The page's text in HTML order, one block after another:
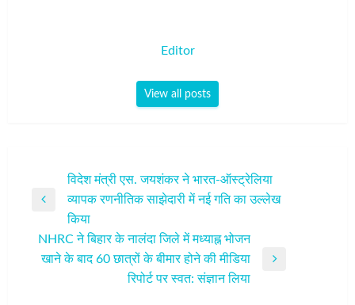
Editor
View all posts
नेविगेशन
विदेश मंत्री एस. जयशंकर ने भारत-ऑस्ट्रेलिया
व्यापक रणनीतिक साझेदारी में नई गति का उल्लेख
किया
NHRC ने बिहार के नालंदा जिले में मध्याह्न भोजन
खाने के बाद 60 छात्रों के बीमार होने की मीडिया
रिपोर्ट पर स्वत: संज्ञान लिया